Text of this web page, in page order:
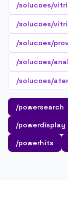
/solucoes/
/solucoes/
/solucoes/
/solucoes/
/solucoes/
/powersearch
/powerdisplay
/powerhits